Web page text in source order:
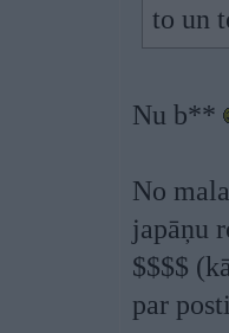
to un
Nu b**
No
japāņu
$$$$
par